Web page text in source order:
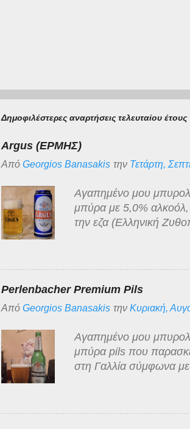
Δημοφιλέστερες αναρτήσεις τελευταίου έτους
Argus (ΕΡΜΗΣ)
Από Georgios Banasakis την Τετάρτη,
Αγαπημένο μου
μπύρα με 5,0%
την εζα (Ελληνική
άρωμα της κλασσικό
αρκετά τίμια!
Perlenbacher Premium Pils
Από Georgios Banasakis την Κυριακή,
Αγαπημένο μου
μπύρα pils που
στη Γαλλία σύμφωνα με
πώληση από μεγάλη